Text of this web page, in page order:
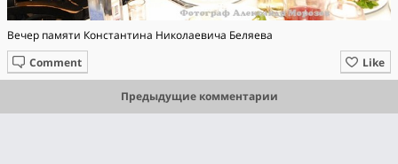
Вечер памяти Константина Николаевича Беляева
Like
Comment
Предыдущие комментарии